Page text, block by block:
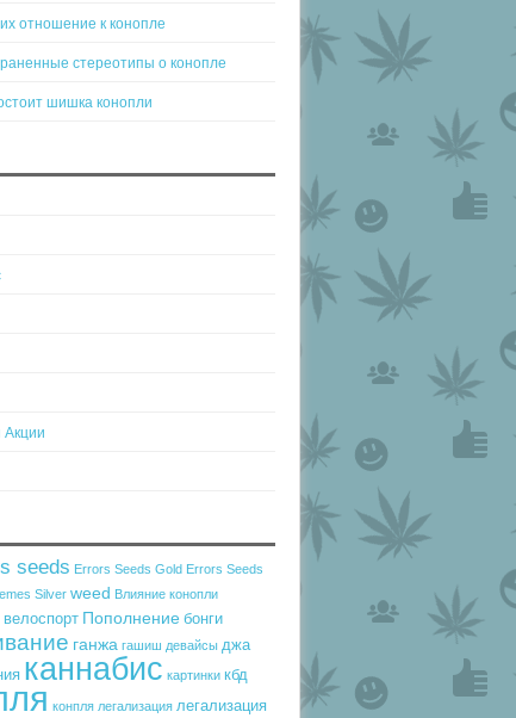
отношение к конопле
стереотипы о конопле
шишка конопли
seeds Errors Seeds Gold Errors Seeds
Silver weed Влияние конопли
Пополнение бонги
ганжа гашиш девайсы джа
каннабис картинки кбд
конпля легализация легализация